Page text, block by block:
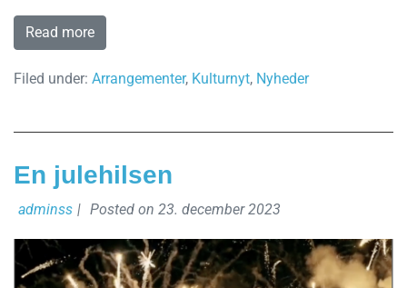
Read more
Filed under: Arrangementer, Kulturnyt, Nyheder
En julehilsen
adminss | Posted on 23. december 2023